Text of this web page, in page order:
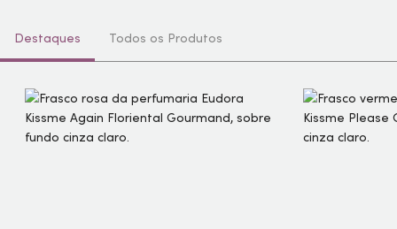
Destaques Todos os Produtos